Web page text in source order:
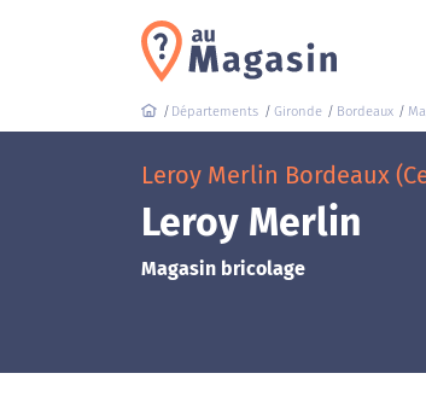
Départements Gironde Bordeaux
Leroy Merlin Bordeaux
Leroy Merlin
Magasin bricolage